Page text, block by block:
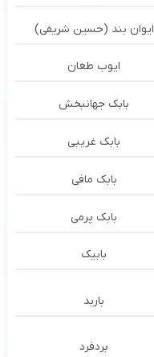
ایوان بند (حسین شریفی)
ایوب طغان
بابک جهانبخش
بابک غریبی
بابک مافی
بابک پرمی
بابیک
باربد
بردفرد